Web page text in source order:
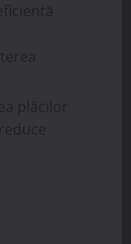
plăcilor